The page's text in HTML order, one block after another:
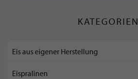
KATEGORIEN
Eis aus eigener Herstellung
Eispralinen